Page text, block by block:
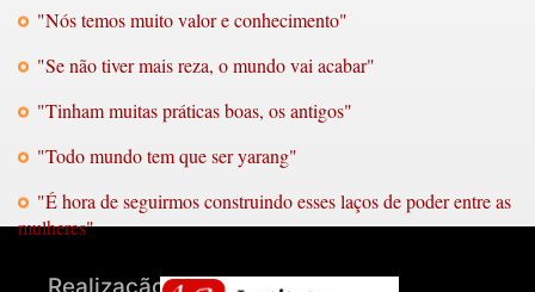
"Nós temos muito valor e conhecimento"
"Se não tiver mais reza, o mundo vai acabar"
"Tinham muitas práticas boas, os antigos"
"Todo mundo tem que ser yarang"
"É hora de seguirmos construindo esses laços de poder entre as
mulheres"